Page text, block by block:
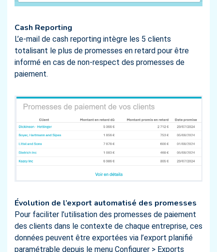
Cash Reporting
L’e-mail de cash reporting intègre les 5 clients
totalisant le plus de promesses en retard pour être
informé en cas de non-respect des promesses de
paiement.
Évolution de l’export automatisé des promesses
Pour faciliter l’utilisation des promesses de paiement
des clients dans le contexte de chaque entreprise, ces
données peuvent être exportées via l’export planifié
paramétrable depuis le menu Configurer > Exports